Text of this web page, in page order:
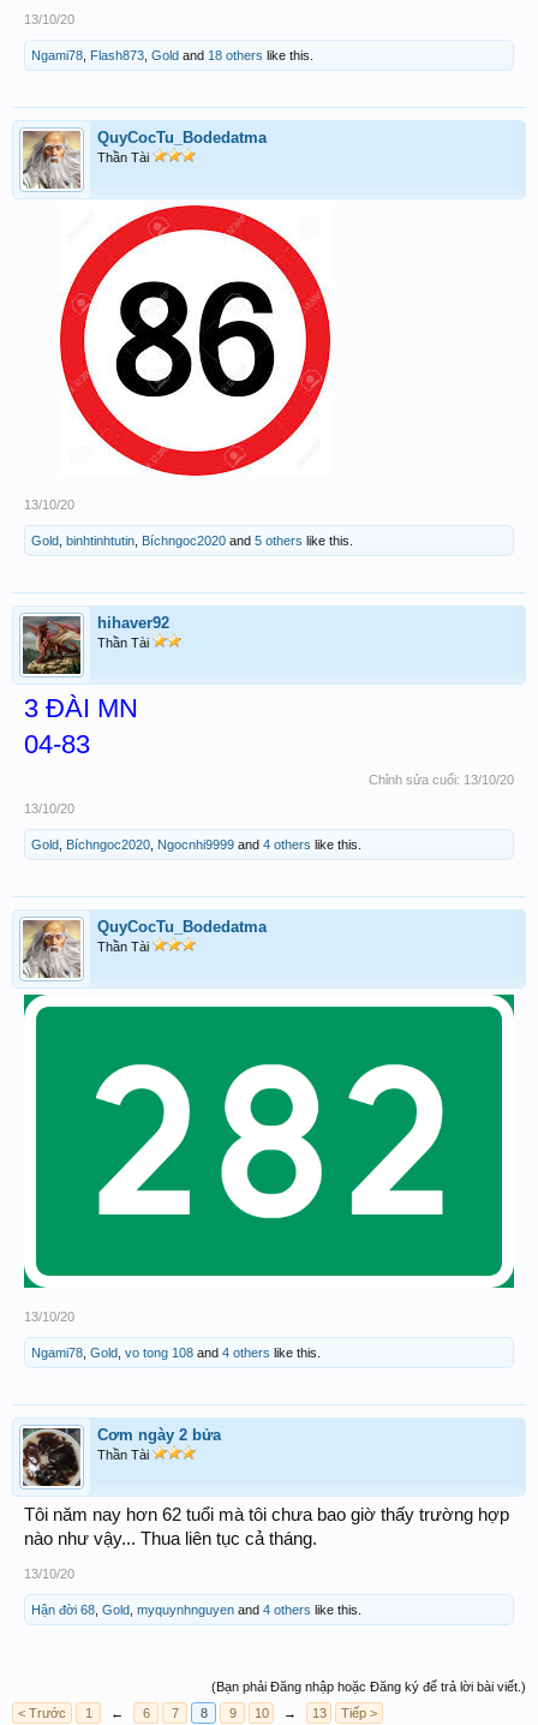
13/10/20
Ngami78 Flash873 Gold and 18 others like this.
QuyCocTu_Bodedatma
Thần Tài
13/10/20
Gold binhtinhtutin Bíchngoc2020 and 5 others like this.
hihaver92
Thần Tài
3 ĐÀI MN
04-83
Chỉnh sửa cuối: 13/10/20
13/10/20
Gold Bíchngoc2020 Ngocnhi9999 and 4 others like this.
QuyCocTu_Bodedatma
Thần Tài
13/10/20
Ngami78, Gold, vo tong 108 and 4 others like this.
Cơm ngày 2 bửa
Thần Tài
Tôi năm nay hơn 62 tuổi mà tôi chưa bao giờ thấy trường hợp
nào như vậy... Thua liên tục cả tháng.
13/10/20
Hận đời 68, Gold, myquynhnguyen and 4 others like this.
(Bạn phải Đăng nhập hoặc Đăng ký để trả lời bài viết.)
< Trước
1 ← 6 7 8 9 10 → 13 Tiếp >